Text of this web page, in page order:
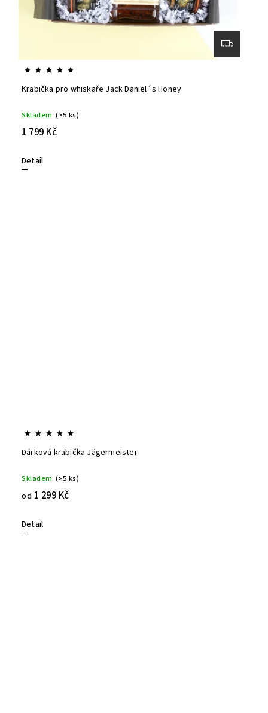
Krabička pro whiskaře Jack Daniel´s Honey
Skladem (>5 ks)
1 799 Kč
Detail
Dárková krabička Jägermeister
Skladem (>5 ks)
od 1 299 Kč
Detail